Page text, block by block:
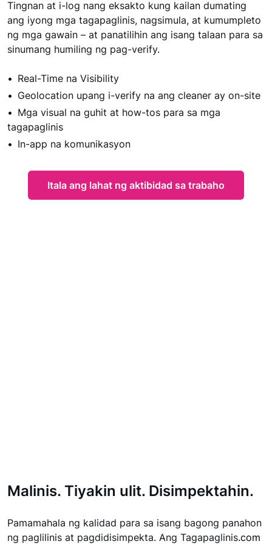
Tingnan at i-log nang eksakto kung kailan dumating
ang iyong mga tagapaglinis, nagsimula, at kumumpleto
ng mga gawain – at panatilihin ang isang talaan para sa
sinumang humiling ng pag-verify.
Real-Time na Visibility
Geolocation upang i-verify na ang cleaner ay on-site
Mga visual na guhit at how-tos para sa mga
tagapaglinis
In-app na komunikasyon
Itala ang lahat ng aktibidad sa trabaho
Malinis. Tiyakin ulit. Disimpektahin.
Pamamahala ng kalidad para sa isang bagong panahon
ng paglilinis at pagdidisimpekta. Ang Tagapaglinis.com